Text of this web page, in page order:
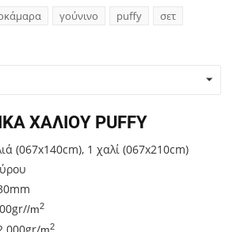
γούνινο puffy σετ
ΧΑΛΙΟΥ PUFFY
(067x140cm), 1 χαλί (067x210cm)
/m2
2